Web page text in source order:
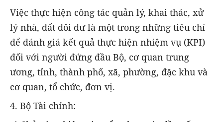
Việc thực hiện công tác quản lý, khai thác, xử
lý nhà, đất dôi dư là một trong những tiêu chí
để đánh giá kết quả thực hiện nhiệm vụ (KPI)
đối với người đứng đầu Bộ, cơ quan trung
ương, tỉnh, thành phố, xã, phường, đặc khu và
cơ quan, tổ chức, đơn vị.
4. Bộ Tài chính: